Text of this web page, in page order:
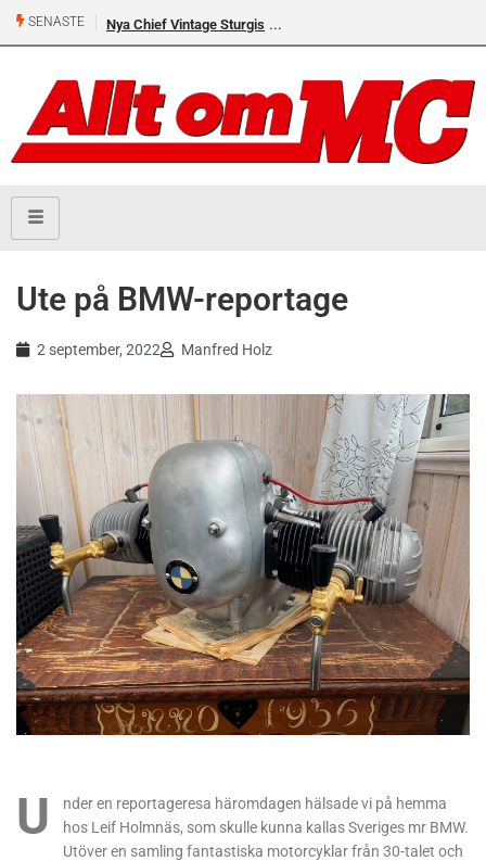
SENASTE Nya Chief Vintage Sturgis
Ute på BMW-reportage
2 september, 2022 Manfred Holz
U
nder en reportageresa häromdagen hälsade vi på hemma
hos Leif Holmnäs, som skulle kunna kallas Sveriges mr BMW.
Utöver en samling fantastiska motorcyklar från 30-talet och